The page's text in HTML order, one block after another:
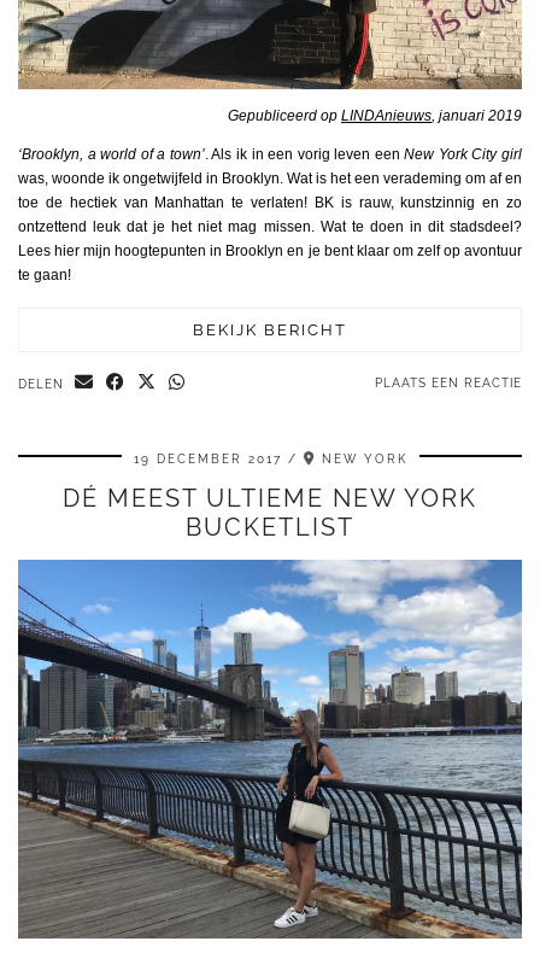
Gepubliceerd op LINDAnieuws, januari 2019
‘Brooklyn, a world of a town’. Als ik in een vorig leven eenNew York City girl
was, woonde ik ongetwijfeld in Brooklyn. Wat is het een verademing om af en
toe de hectiek van Manhattan te verlaten! BK is rauw, kunstzinnig en zo
ontzettend leuk dat je het niet mag missen. Wat te doen in dit stadsdeel?
Lees hier mijn hoogtepunten in Brooklyn en je bent klaar om zelf op avontuur
te gaan!
BEKIJK BERICHT
DELEN PLAATS EEN REACTIE
19 DECEMBER 2017 NEW YORK
DÉ MEEST ULTIEME NEW YORK
BUCKETLIST